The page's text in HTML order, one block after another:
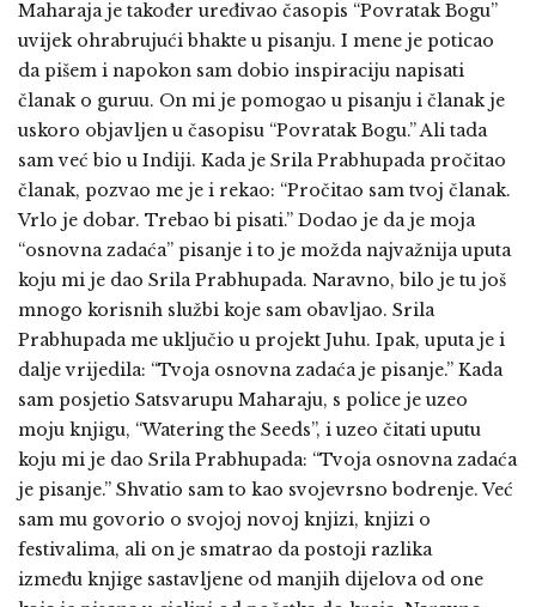
Maharaja je također uređivao časopis “Povratak Bogu”
uvijek ohrabrujući bhakte u pisanju. I mene je poticao
da pišem i napokon sam dobio inspiraciju napisati
članak o guruu. On mi je pomogao u pisanju i članak je
uskoro objavljen u časopisu “Povratak Bogu.” Ali tada
sam već bio u Indiji. Kada je Srila Prabhupada pročitao
članak, pozvao me je i rekao: “Pročitao sam tvoj članak.
Vrlo je dobar. Trebao bi pisati.” Dodao je da je moja
“osnovna zadaća” pisanje i to je možda najvažnija uputa
koju mi je dao Srila Prabhupada. Naravno, bilo je tu još
mnogo korisnih službi koje sam obavljao. Srila
Prabhupada me uključio u projekt Juhu. Ipak, uputa je i
dalje vrijedila: “Tvoja osnovna zadaća je pisanje.” Kada
sam posjetio Satsvarupu Maharaju, s police je uzeo
moju knjigu, “Watering the Seeds”, i uzeo čitati uputu
koju mi je dao Srila Prabhupada: “Tvoja osnovna zadaća
je pisanje.” Shvatio sam to kao svojevrsno bodrenje. Već
sam mu govorio o svojoj novoj knjizi, knjizi o
festivalima, ali on je smatrao da postoji razlika
između knjige sastavljene od manjih dijelova od one